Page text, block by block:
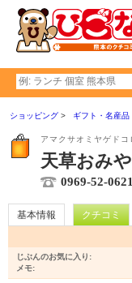
ショッピング ギフト・名産品
アマクサオミヤゲドコ
天草おみ
0969-52-0621
基本情報 クチコミ
じぶんのお気に入り:
メモ: